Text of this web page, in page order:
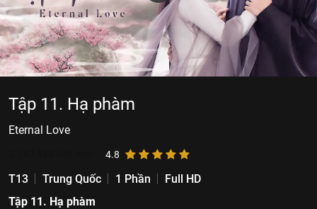
Tập 11. Hạ phàm
Eternal Love
4.8
T13 Trung Quốc 1 Phần
Full HD
Tập 11. Hạ phàm